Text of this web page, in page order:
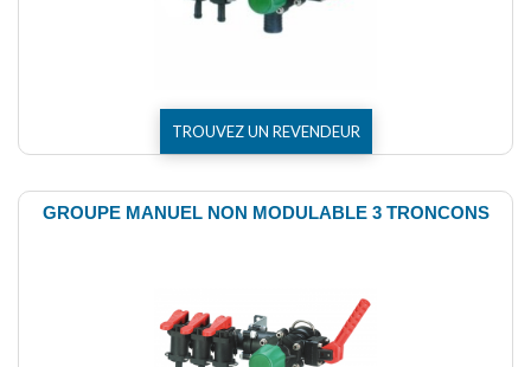
TROUVEZ UN REVENDEUR
GROUPE MANUEL NON MODULABLE 3 TRONCONS